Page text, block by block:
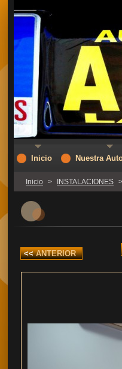
Inicio > INSTALACIONES >
<< ANTERIOR
Inicio Nuestra